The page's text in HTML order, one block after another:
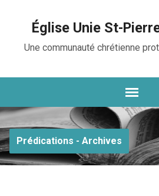
Église Unie St-
Une communauté chrétienne
Prédications - Archives